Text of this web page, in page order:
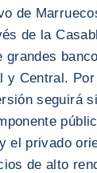
de
de la
grandes
y Central.
seguirá
el privado
de alto